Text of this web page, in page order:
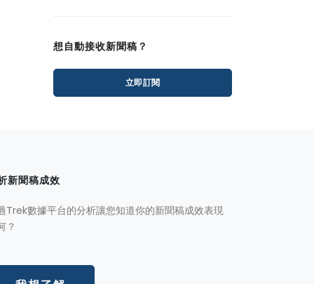
想自動接收新聞稿？
立即訂閱
新聞稿成效
Trek數據平台的分析讓您知道你的新聞稿成效表現
？